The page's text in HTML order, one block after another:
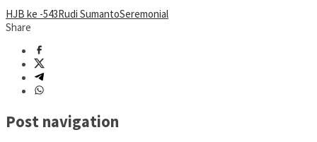
HJB ke -543Rudi SumantoSeremonial
Share
Post navigation